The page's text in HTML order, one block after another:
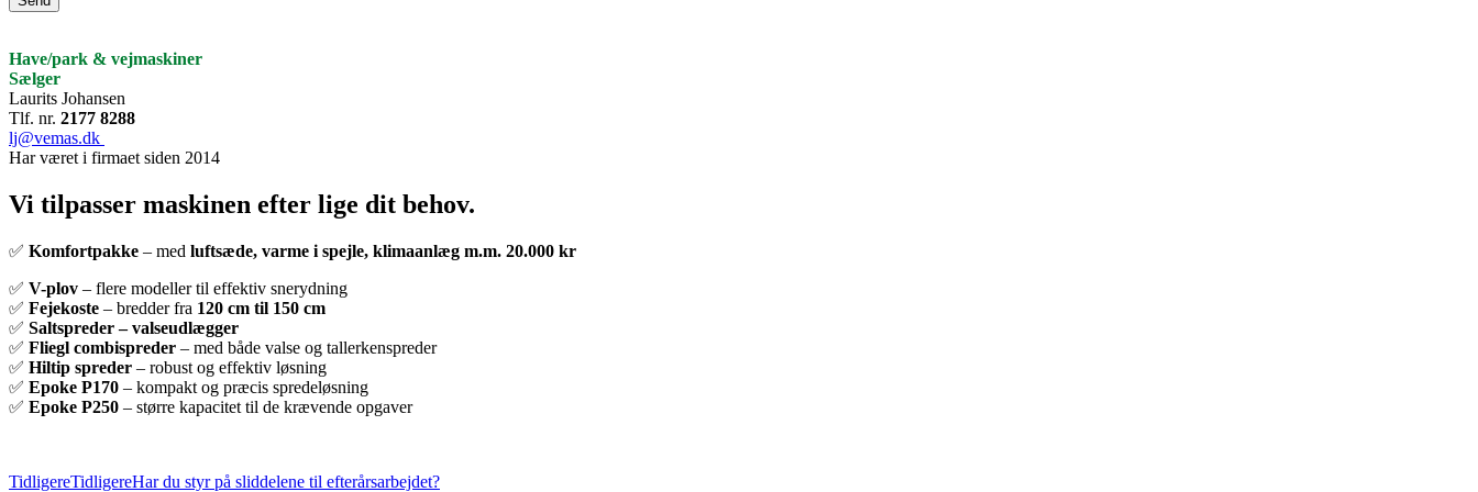
Have/park & vejmaskiner
Sælger
Laurits Johansen
Tlf. nr. 2177 8288
lj@vemas.dk
Har været i firmaet siden 2014
Vi tilpasser maskinen efter lige dit behov.
✅ Komfortpakke – med luftsæde, varme i spejle, klimaanlæg m.m. 20.000 kr
✅ V-plov – flere modeller til effektiv snerydning
✅ Fejekoste – bredder fra 120 cm til 150 cm
✅ Saltspreder – valseudlægger
✅ Fliegl combispreder – med både valse og tallerkenspreder
✅ Hiltip spreder – robust og effektiv løsning
✅ Epoke P170 – kompakt og præcis spredeløsning
✅ Epoke P250 – større kapacitet til de krævende opgaver
TidligereTidligereHar du styr på sliddelene til efterårsarbejdet?